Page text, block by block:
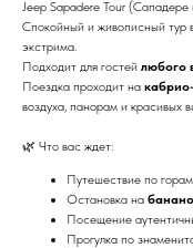
Jeep Sapadere Tour
Спокойный и живописный тур
экстрима.
Подходит для гостей любого
Поездка проходит на
воздуха, панорам и красивых
🌿 Что вас ждет:
Путешествие по
Остановка на
Посещение
Прогулка по